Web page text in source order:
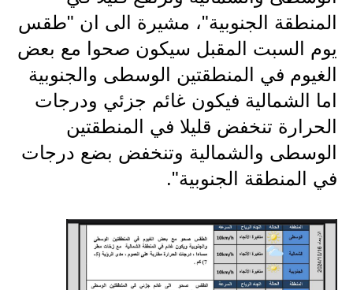
المرحلة الاعدادية
ملازم دراسية
المرحلة الابتدائية
المرحلة المتوسطة
المرحلة الاعدادية
المرحلة الابتدائية
المنطقة الجنوبية"، مشيرة الى ان "طقس
يوم السبت المقبل سيكون صحوا مع بعض
الغيوم في المنطقتين الوسطى والجنوبية
اما الشمالية فيكون غائم جزئي ودرجات
الحرارة تنخفض قليلا في المنطقتين
الوسطى والشمالية وتنخفض بضع درجات
في المنطقة الجنوبية".